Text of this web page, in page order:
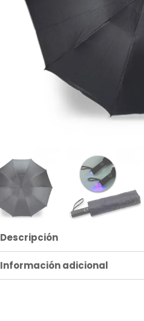
Descripción
Información adicional